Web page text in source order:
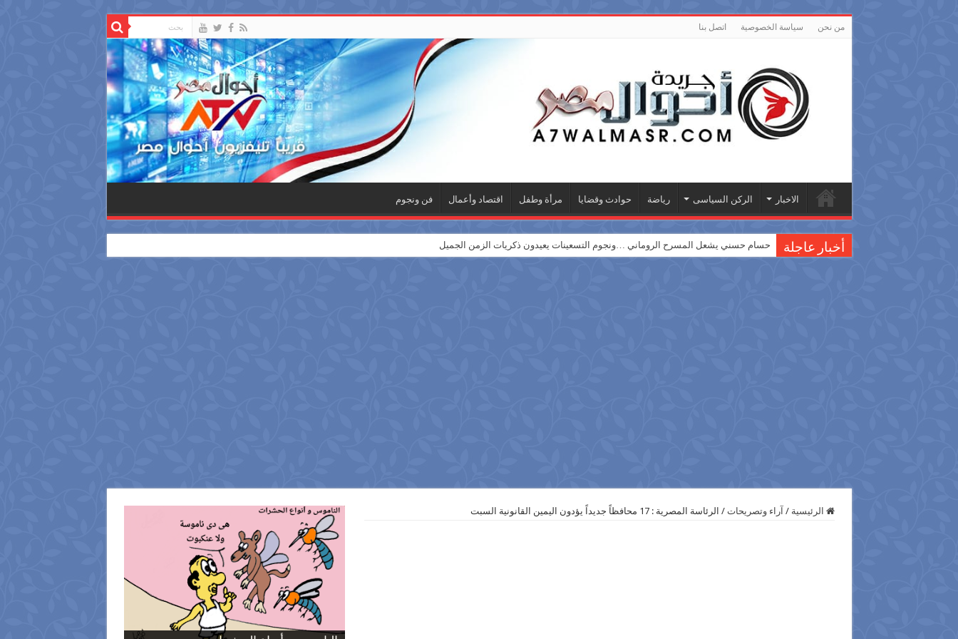
من نحن سياسة الخصوصية اتصل بنا
الاخبار الركن السياسى رياضة حوادث وقضايا مرأة وطفل اقتصاد وأعمال فن ونجوم
أخبار عاجلة حسام حسني يشعل المسرح الروماني …ونجوم التسعينات يعيدون ذكريات الزمن الجميل
الرئيسية / آراء وتصريحات / الرئاسة المصرية : 17 محافظاً جديداً يؤدون اليمين القانونية السبت